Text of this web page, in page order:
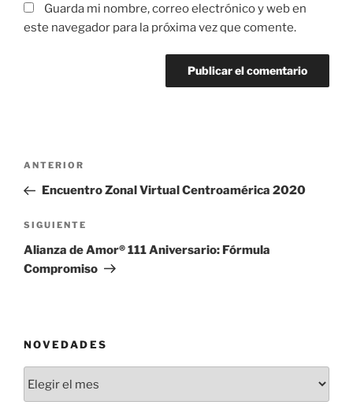
Guarda mi nombre, correo electrónico y web en
este navegador para la próxima vez que comente.
Navegación
entradas
Entrada
anterior:
ANTERIOR
Encuentro Zonal Virtual Centroamérica 2020
Siguiente
entrada
SIGUIENTE
Alianza de Amor® 111 Aniversario: Fórmula
Compromiso
NOVEDADES